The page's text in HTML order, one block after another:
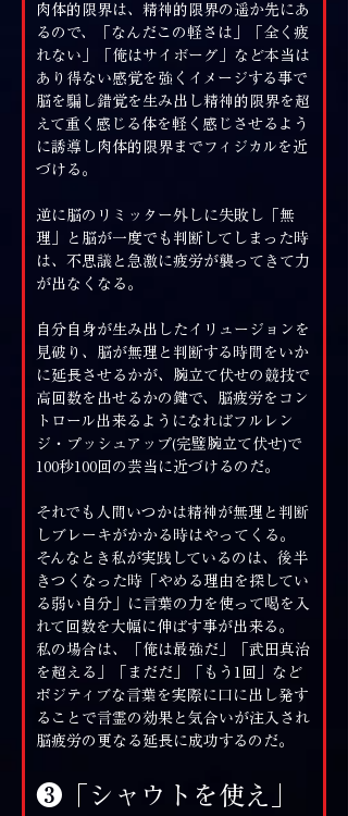
肉体的限界は、精神的限界の遥か先にあ
るので、「なんだこの軽さは」「全く疲
れない」「俺はサイボーグ」など本当は
あり得ない感覚を強くイメージする事で
脳を騙し錯覚を生み出し精神的限界を超
えて重く感じる体を軽く感じさせるよう
に誘導し肉体的限界までフィジカルを近
づける。
逆に脳のリミッター外しに失敗し「無
理」と脳が一度でも判断してしまった時
は、不思議と急激に疲労が襲ってきて力
が出なくなる。
自分自身が生み出したイリュージョンを
見破り、脳が無理と判断する時間をいか
に延長させるかが、腕立て伏せの競技で
高回数を出せるかの鍵で、脳疲労をコン
トロール出来るようになればフルレン
ジ・プッシュアップ(完璧腕立て伏せ)で
100秒100回の芸当に近づけるのだ。
それでも人間いつかは精神が無理と判断
しブレーキがかかる時はやってくる。
そんなとき私が実践しているのは、後半
きつくなった時「やめる理由を探してい
る弱い自分」に言葉の力を使って喝を入
れて回数を大幅に伸ばす事が出来る。
私の場合は、「俺は最強だ」「武田真治
を超える」「まだだ」「もう1回」など
ポジティブな言葉を実際に口に出し発す
ることで言霊の効果と気合いが注入され
脳疲労の更なる延長に成功するのだ。
❸「シャウトを使え」